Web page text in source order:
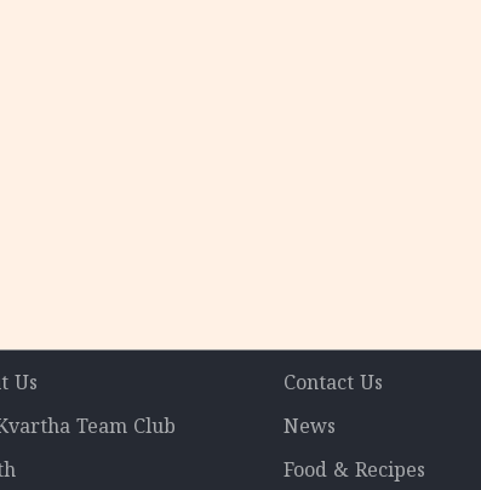
Us Contact Us
Team Club News
Food & Recipes